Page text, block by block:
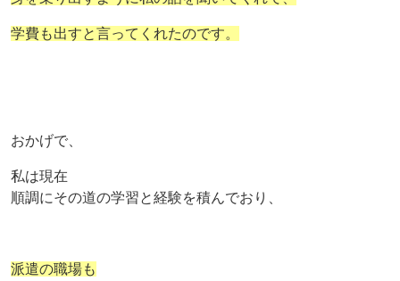
学費も出すと言ってくれたのです。
おかげで、
私は現在
順調にその道の学習と経験を積んでおり、
派遣の職場も